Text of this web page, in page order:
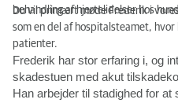
behandling af hjertelidelser hos
Du vil primært møde Frederik i
som en del af hospitalsteamet,
patienter.
Frederik har stor erfaring i, og
skadestuen med akut
Han arbejder til stadighed for